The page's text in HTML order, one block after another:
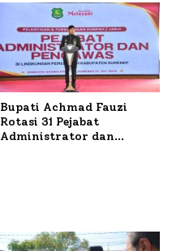
Dua Kecamatan
Bupati Achmad Fauzi
Rotasi 31 Pejabat
Administrator dan